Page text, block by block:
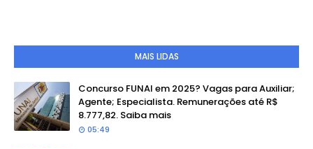
MAIS LIDAS
Concurso FUNAI em 2025? Vagas para Auxiliar;
Agente; Especialista. Remunerações até R$
8.777,82. Saiba mais
05:49